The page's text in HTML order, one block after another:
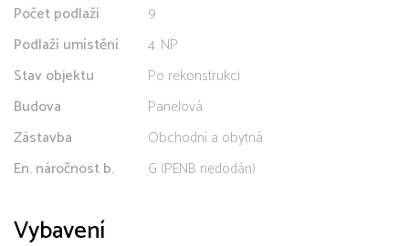
Počet podlaží
9
Podlaží umístění
4. NP
Stav objektu
Po rekonstrukci
Budova
Panelová
Zástavba
Obchodní a obytná
En. náročnost b.
G (PENB nedodán)
Vybavení